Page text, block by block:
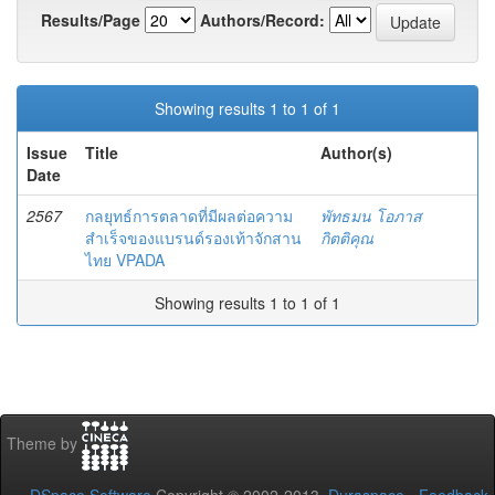
Results/Page
Authors/Record:
Showing results 1 to 1 of 1
Issue
Date
Title Author(s)
2567
กลยุทธ์การตลาดที่มีผลต่อความ
สำเร็จของแบรนด์รองเท้าจักสาน
ไทย VPADA
พัทธมน โอภาส
กิตติคุณ
Showing results 1 to 1 of 1
Theme by